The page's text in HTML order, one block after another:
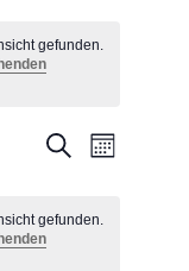
gefunden.
Ansichten,
Navigation
Suche
Monat
gefunden.